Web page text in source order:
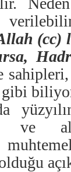
(cc)
gibi
ve